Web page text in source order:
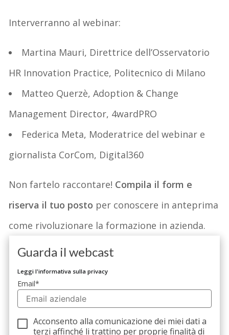
Interverranno al webinar:
Martina Mauri, Direttrice dell’Osservatorio
HR Innovation Practice, Politecnico di Milano
Matteo Querzè, Adoption & Change
Management Director, 4wardPRO
Federica Meta, Moderatrice del webinar e
giornalista CorCom, Digital360
Non fartelo raccontare! Compila il form e
riserva il tuo posto per conoscere in anteprima
come rivoluzionare la formazione in azienda.
Guarda il webcast
Leggi l'informativa sulla privacy
Email*
Acconsento alla comunicazione dei miei dati a
terzi affinché li trattino per proprie finalità di